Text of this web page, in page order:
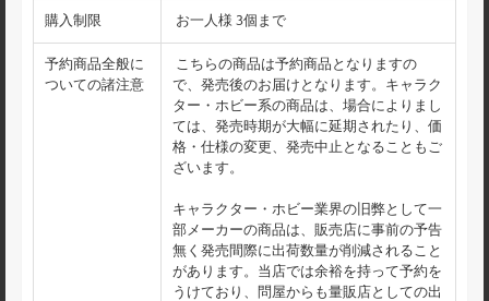
購入制限 お一人様 3個まで
予約商品全般に
ついての諸注意
こちらの商品は予約商品となりますの
で、発売後のお届けとなります。キャラク
ター・ホビー系の商品は、場合によりまし
ては、発売時期が大幅に延期されたり、価
格・仕様の変更、発売中止となることもご
ざいます。
キャラクター・ホビー業界の旧弊として一
部メーカーの商品は、販売店に事前の予告
無く発売間際に出荷数量が削減されること
があります。当店では余裕を持って予約を
うけており、問屋からも量販店としての出